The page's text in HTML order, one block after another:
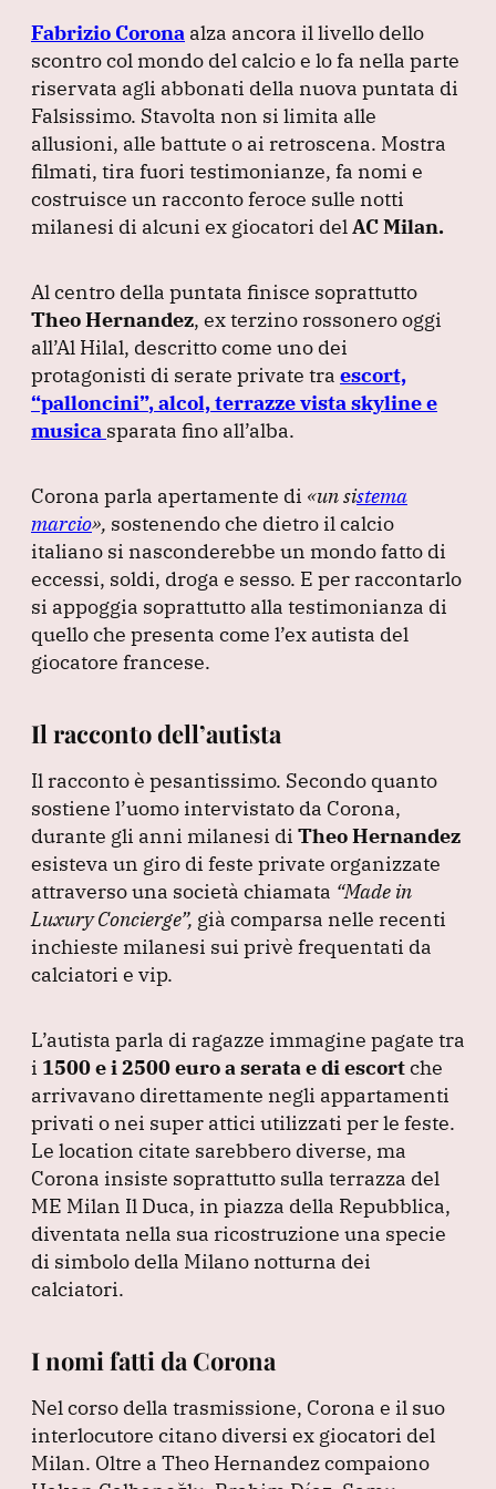
c
e
b
o
o
k
k
e
dI
n
at
s
A
p
p
e
gr
a
m
ai
l
Fabrizio Corona alza ancora il livello dello
scontro col mondo del calcio e lo fa nella parte
riservata agli abbonati della nuova puntata di
Falsissimo. Stavolta non si limita alle
allusioni, alle battute o ai retroscena. Mostra
filmati, tira fuori testimonianze, fa nomi e
costruisce un racconto feroce sulle notti
milanesi di alcuni ex giocatori del AC Milan.
Al centro della puntata finisce soprattutto
Theo Hernandez, ex terzino rossonero oggi
all’Al Hilal, descritto come uno dei
protagonisti di serate private tra escort,
“palloncini”, alcol, terrazze vista skyline e
musica sparata fino all’alba.
Corona parla apertamente di «un sistema
marcio», sostenendo che dietro il calcio
italiano si nasconderebbe un mondo fatto di
eccessi, soldi, droga e sesso. E per raccontarlo
si appoggia soprattutto alla testimonianza di
quello che presenta come l’ex autista del
giocatore francese.
Il racconto dell’autista
Il racconto è pesantissimo. Secondo quanto
sostiene l’uomo intervistato da Corona,
durante gli anni milanesi di Theo Hernandez
esisteva un giro di feste private organizzate
attraverso una società chiamata “Made in
Luxury Concierge”, già comparsa nelle recenti
inchieste milanesi sui privè frequentati da
calciatori e vip.
L’autista parla di ragazze immagine pagate tra
i 1500 e i 2500 euro a serata e di escortche
arrivavano direttamente negli appartamenti
privati o nei super attici utilizzati per le feste.
Le location citate sarebbero diverse, ma
Corona insiste soprattutto sulla terrazza del
ME Milan Il Duca, in piazza della Repubblica,
diventata nella sua ricostruzione una specie
di simbolo della Milano notturna dei
calciatori.
I nomi fatti da Corona
Nel corso della trasmissione, Corona e il suo
interlocutore citano diversi ex giocatori del
Milan. Oltre a Theo Hernandez compaiono